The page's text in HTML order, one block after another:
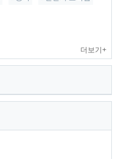
더보기+